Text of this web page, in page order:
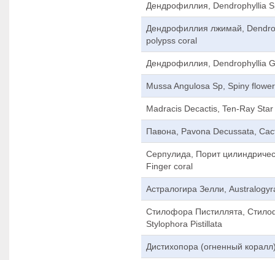
Дендрофиллия, Dendrophyllia
Дендрофиллия лжимай,
polypss coral
Дендрофиллия, Dendrophyllia
Mussa Angulosa Sp, Spiny
Madracis Decactis, Ten-Ray
Павона, Pavona Decussata,
Серпулида, Порит
Finger coral
Астралогира Зелли,
Стилофора Пистиллята,
Stylophora Pistillata
Дистихопора (огненный